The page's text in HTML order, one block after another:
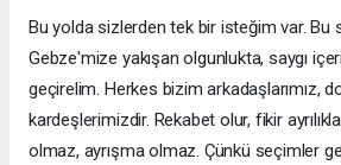
Bu yolda sizlerden tek bir isteğim var. Bu
Gebze'mize yakışan olgunlukta, saygı
geçirelim. Herkes bizim arkadaşlarımız,
kardeşlerimizdir. Rekabet olur, fikir
olmaz, ayrışma olmaz. Çünkü seçimler